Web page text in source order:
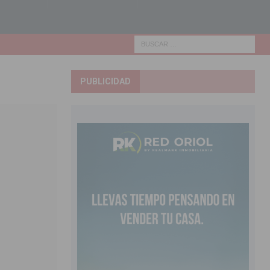
PUBLICIDAD